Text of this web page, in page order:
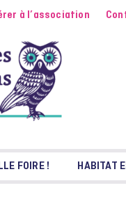
à l’association
FOIRE ! HABITAT